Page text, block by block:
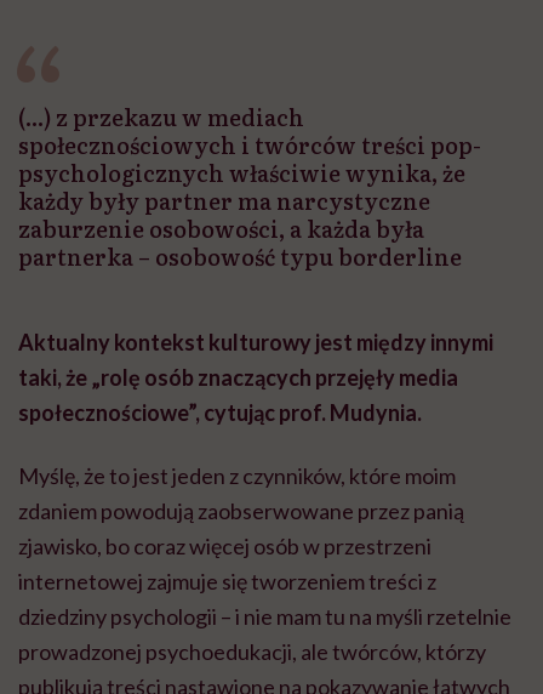
(...) z przekazu w mediach
społecznościowych i twórców treści pop-
psychologicznych właściwie wynika, że
każdy były partner ma narcystyczne
zaburzenie osobowości, a każda była
partnerka – osobowość typu borderline
Aktualny kontekst kulturowy jest między innymi
taki, że „rolę osób znaczących przejęły media
społecznościowe”, cytując prof. Mudynia.
Myślę, że to jest jeden z czynników, które moim
zdaniem powodują zaobserwowane przez panią
zjawisko, bo coraz więcej osób w przestrzeni
internetowej zajmuje się tworzeniem treści z
dziedziny psychologii – i nie mam tu na myśli rzetelnie
prowadzonej psychoedukacji, ale twórców, którzy
publikują treści nastawione na pokazywanie łatwych